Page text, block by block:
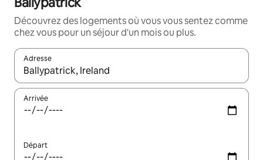
Découvrez des logements où vous vous sentez comme
chez vous pour un séjour d'un mois ou plus.
Adresse
Lorsque les résultats s'affichent, utilisez les flèches vers le
Arrivée
Départ